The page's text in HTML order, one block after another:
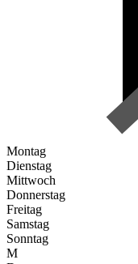
Montag
Dienstag
Mittwoch
Donnerstag
Freitag
Samstag
Sonntag
M